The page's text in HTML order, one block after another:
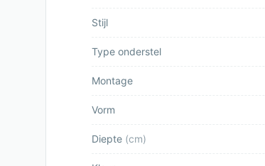
Stijl
Type onderstel
Montage
Vorm
Diepte (cm)